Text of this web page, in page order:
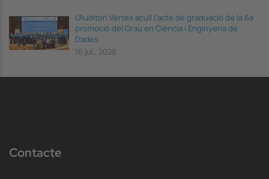
L’Auditori Vèrtex acull l’acte de graduació de la 6a
promoció del Grau en Ciència i Enginyeria de
Dades
16 jul., 2026
Contacte